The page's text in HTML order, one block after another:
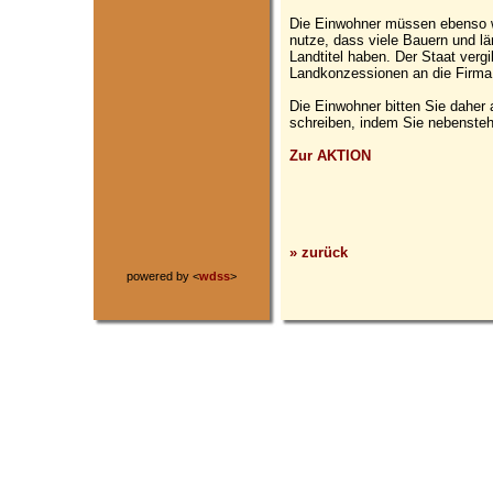
powered by <wdss>
Die Einwohner müssen
nutze, dass viele Bauern und
Landtitel haben. Der Staat
Landkonzessionen an die
Die Einwohner bitten Sie
schreiben, indem Sie
Zur AKTION
» zurück